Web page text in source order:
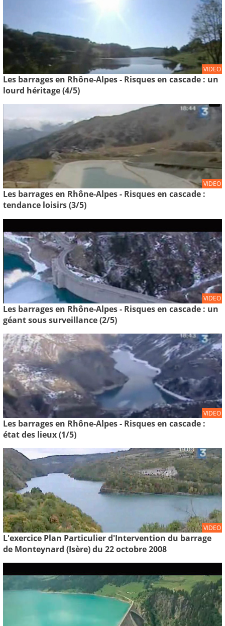
VIDEO
Les barrages en Rhône-Alpes - Risques en cascade : un
lourd héritage (4/5)
VIDEO
Les barrages en Rhône-Alpes - Risques en cascade :
tendance loisirs (3/5)
VIDEO
Les barrages en Rhône-Alpes - Risques en cascade : un
géant sous surveillance (2/5)
VIDEO
Les barrages en Rhône-Alpes - Risques en cascade :
état des lieux (1/5)
VIDEO
L'exercice Plan Particulier d'Intervention du barrage
de Monteynard (Isère) du 22 octobre 2008